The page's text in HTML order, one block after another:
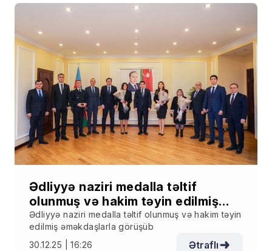
Ədliyyə naziri medalla təltif
olunmuş və hakim təyin edilmiş
əməkdaşlarla görüşüb
Ədliyyə naziri medalla təltif olunmuş və hakim təyin
edilmiş əməkdaşlarla görüşüb
30.12.25 | 16:26
Ətraflı